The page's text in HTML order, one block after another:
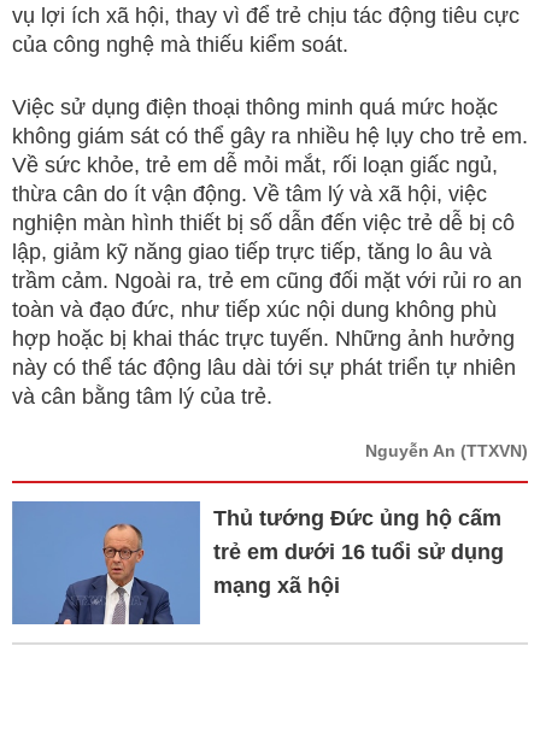
vụ lợi ích xã hội, thay vì để trẻ chịu tác động tiêu cực
của công nghệ mà thiếu kiểm soát.
Việc sử dụng điện thoại thông minh quá mức hoặc
không giám sát có thể gây ra nhiều hệ lụy cho trẻ em.
Về sức khỏe, trẻ em dễ mỏi mắt, rối loạn giấc ngủ,
thừa cân do ít vận động. Về tâm lý và xã hội, việc
nghiện màn hình thiết bị số dẫn đến việc trẻ dễ bị cô
lập, giảm kỹ năng giao tiếp trực tiếp, tăng lo âu và
trầm cảm. Ngoài ra, trẻ em cũng đối mặt với rủi ro an
toàn và đạo đức, như tiếp xúc nội dung không phù
hợp hoặc bị khai thác trực tuyến. Những ảnh hưởng
này có thể tác động lâu dài tới sự phát triển tự nhiên
và cân bằng tâm lý của trẻ.
Nguyễn An (TTXVN)
Thủ tướng Đức ủng hộ cấm
trẻ em dưới 16 tuổi sử dụng
mạng xã hội